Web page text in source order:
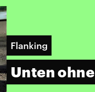
Flanking
Unten ohne